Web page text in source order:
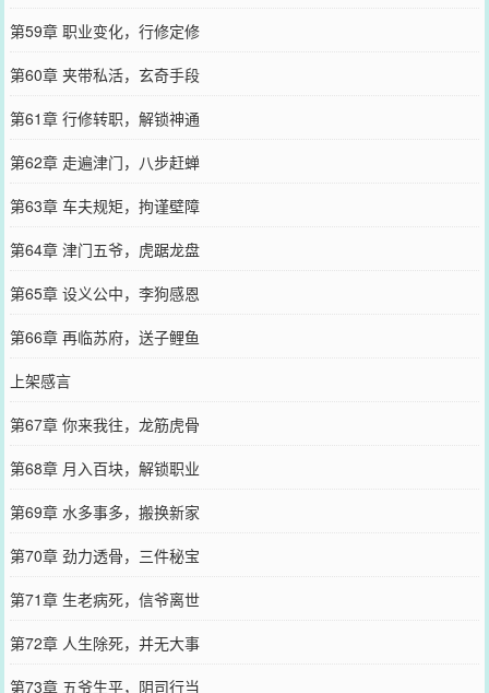
第59章 职业变化，行修定修
第60章 夹带私活，玄奇手段
第61章 行修转职，解锁神通
第62章 走遍津门，八步赶蝉
第63章 车夫规矩，拘谨壁障
第64章 津门五爷，虎踞龙盘
第65章 设义公中，李狗感恩
第66章 再临苏府，送子鲤鱼
上架感言
第67章 你来我往，龙筋虎骨
第68章 月入百块，解锁职业
第69章 水多事多，搬换新家
第70章 劲力透骨，三件秘宝
第71章 生老病死，信爷离世
第72章 人生除死，并无大事
第73章 五爷生平，阴司行当